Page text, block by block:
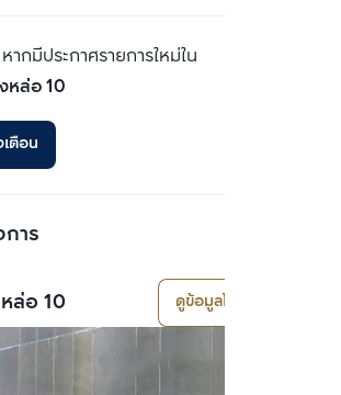
กมีประกาศรายการใหม่ใน
หล่อ 10
ตือน
การ
ล่อ 10 ดูข้อมูลโครงการ